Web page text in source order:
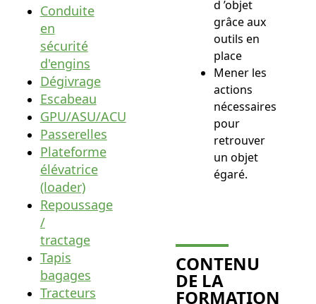
Conduite
en
sécurité
d'engins
Dégivrage
Escabeau
GPU/ASU/ACU
Passerelles
Plateforme
élévatrice
(loader)
Repoussage
/
tractage
Tapis
bagages
Tracteurs
d ’objet
grâce aux
outils en
place
Mener les
actions
nécessaires
pour
retrouver
un objet
égaré.
CONTENU
DE LA
FORMATION